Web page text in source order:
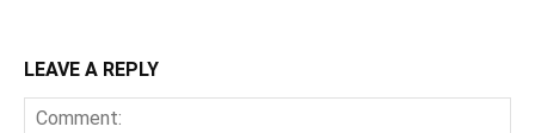
LEAVE A REPLY